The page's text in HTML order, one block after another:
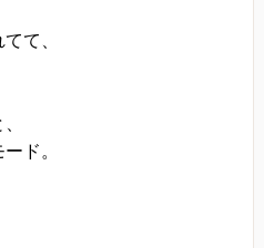
、滅失、毀損等を防止す
また、個人情報を正確
つよう、 お預かりした個
て、
ド。